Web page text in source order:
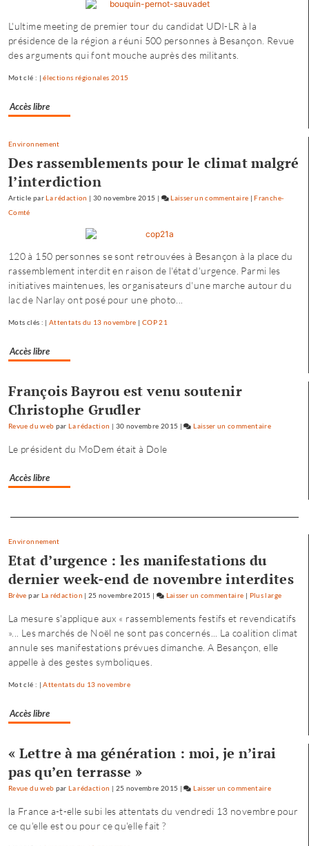
général
L'ultime meeting de premier tour du candidat UDI-LR à la
présidence de la région a réuni 500 personnes à Besançon. Revue
des arguments qui font mouche auprès des militants.
Mot clé : |élections régionales 2015
Accès libre
Environnement
Des rassemblements pour le climat malgré
l’interdiction
Article parLa rédaction | 30 novembre 2015 | Laisser un commentaire on
le
général
Tauzin
|Franche-
Comté
120 à 150 personnes se sont retrouvées à Besançon à la place du
rassemblement interdit en raison de l'état d'urgence. Parmi les
initiatives maintenues, les organisateurs d'une marche autour du
lac de Narlay ont posé pour une photo...
Mots clés : |Attentats du 13 novembre COP 21
Accès libre
François Bayrou est venu soutenir
Christophe Grudler
Revue du web par La rédaction 30 novembre 2015 | Laisser un commentaire
Le président du MoDem était à Dole
Accès libre
Separateur
Environnement
Etat d’urgence : les manifestations du
dernier week-end de novembre interdites
Brève par La rédaction |25 novembre 2015 Laisser un commentaire on
le
Plus large
La mesure s'applique aux « rassemblements festifs et revendicatifs
»... Les marchés de Noël ne sont pas concernés... La coalition climat
annule ses manifestations prévues dimanche. A Besançon, elle
appelle à des gestes symboliques.
Mot clé : |Attentats du 13 novembre
Accès libre
« Lettre à ma génération : moi, je n’irai
pas qu’en terrasse »
Revue du web par La rédaction 25 novembre 2015 | Laisser un commentaire
Séréna
la France a-t-elle subi les attentats du vendredi 13 novembre pour
ce qu'elle est ou pour ce qu'elle fait ?